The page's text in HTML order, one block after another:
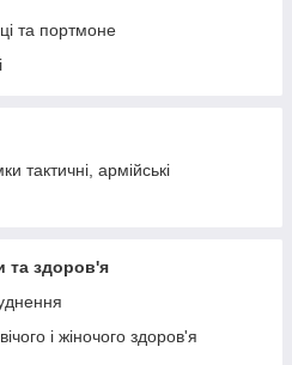
та портмоне
тактичні, армійські
та здоров'я
і жіночого здоров'я